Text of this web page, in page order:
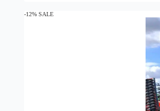
-12% SALE